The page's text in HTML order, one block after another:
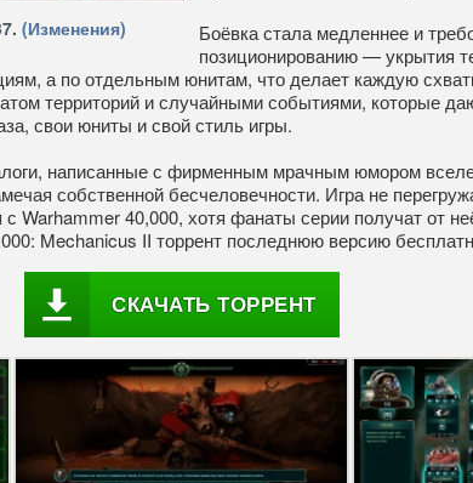
(Изменения)
Боёвка стала медленнее и
позиционированию — укрытия
а по отдельным юнитам, что делает каждую
территорий и случайными событиями, которые
свои юниты и свой стиль игры.
написанные с фирменным мрачным юмором
собственной бесчеловечности. Игра не
Warhammer 40,000, хотя фанаты серии получат от
Mechanicus II торрент последнюю версию
СКАЧАТЬ ТОРРЕНТ